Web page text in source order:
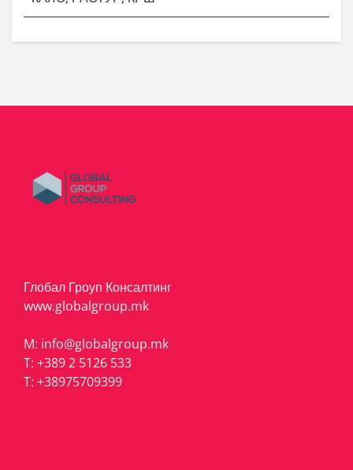
Глобал Гроуп Консалтинг
www.globalgroup.mk
M: info@globalgroup.mk
T: +389 2 5126 533
T: +38975709399